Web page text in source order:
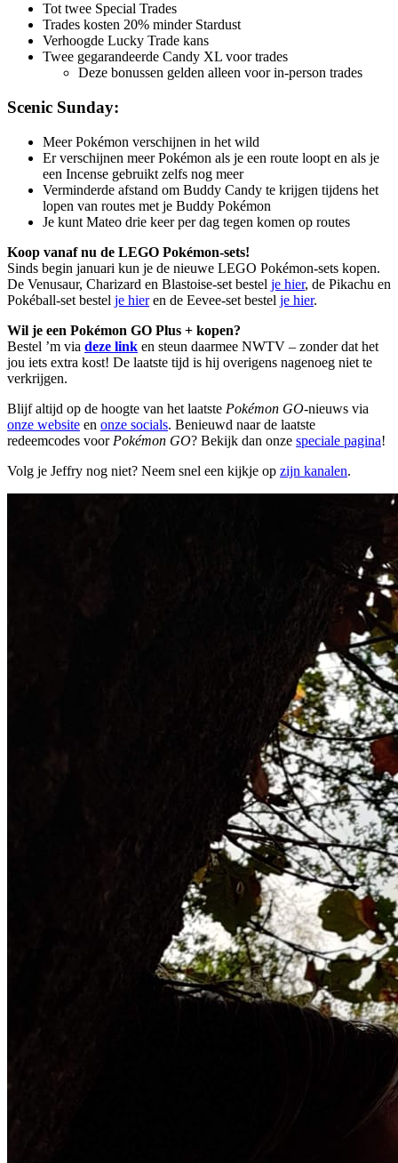
Tot twee Special Trades
Trades kosten 20% minder Stardust
Verhoogde Lucky Trade kans
Twee gegarandeerde Candy XL voor trades
Deze bonussen gelden alleen voor in-person trades
Scenic Sunday:
Meer Pokémon verschijnen in het wild
Er verschijnen meer Pokémon als je een route loopt en als je
een Incense gebruikt zelfs nog meer
Verminderde afstand om Buddy Candy te krijgen tijdens het
lopen van routes met je Buddy Pokémon
Je kunt Mateo drie keer per dag tegen komen op routes
Koop vanaf nu de LEGO Pokémon-sets!
Sinds begin januari kun je de nieuwe LEGO Pokémon-sets kopen.
De Venusaur, Charizard en Blastoise-set bestel je hier, de Pikachu en
Pokéball-set bestel je hieren de Eevee-set bestel je hier.
Wil je een Pokémon GO Plus + kopen?
Bestel ’m via deze link en steun daarmee NWTV – zonder dat het
jou iets extra kost! De laatste tijd is hij overigens nagenoeg niet te
verkrijgen.
Blijf altijd op de hoogte van het laatste Pokémon GO-nieuws via
onze website en onze socials. Benieuwd naar de laatste
redeemcodes voor Pokémon GO? Bekijk dan onze speciale pagina!
Volg je Jeffry nog niet? Neem snel een kijkje op zijn kanalen.